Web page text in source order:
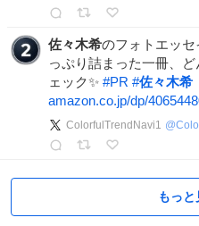
佐々木希のフォトエッセ
っぷり詰まった一冊、
ェック✨ #PR #佐々木希
amazon.co.jp/dp/
ColorfulTrendNavi1 @
もっと